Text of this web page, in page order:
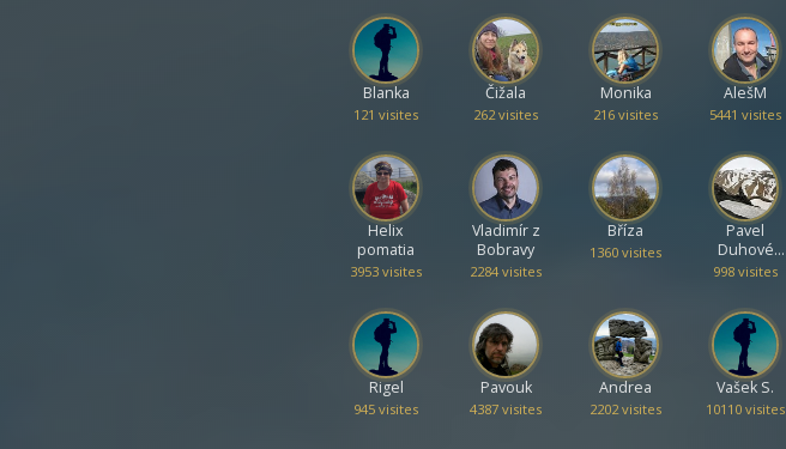
Blanka
121 visites
Čižala
262 visites
Monika
216 visites
AlešM
5441 visites
Helix
pomatia
3953 visites
Vladimír z
Bobravy
2284 visites
Bříza
1360 visites
Pavel
Duhové
hory
998 visites
Rigel
945 visites
Pavouk
4387 visites
Andrea
2202 visites
Vašek S.
10110 visites